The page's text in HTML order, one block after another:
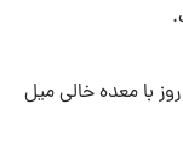
و یک بار در روز با معده خالی میل